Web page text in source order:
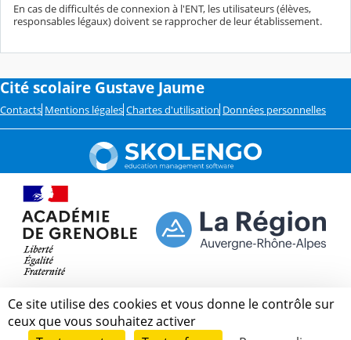
En cas de difficultés de connexion à l'ENT, les utilisateurs (élèves,
responsables légaux) doivent se rapprocher de leur établissement.
Cité scolaire Gustave Jaume
Contacts Mentions légales Chartes d'utilisation Données personnelles
Ce site utilise des cookies et vous donne le contrôle sur
ceux que vous souhaitez activer